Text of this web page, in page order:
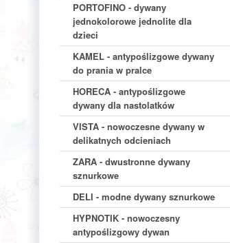
PORTOFINO - dywany
jednokolorowe jednolite dla
dzieci
KAMEL - antypoślizgowe dywany
do prania w pralce
HORECA - antypoślizgowe
dywany dla nastolatków
VISTA - nowoczesne dywany w
delikatnych odcieniach
ZARA - dwustronne dywany
sznurkowe
DELI - modne dywany sznurkowe
HYPNOTIK - nowoczesny
antypoślizgowy dywan